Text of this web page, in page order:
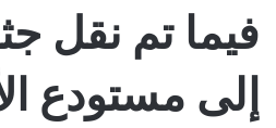
فيما تم نقل
إلى مستودع